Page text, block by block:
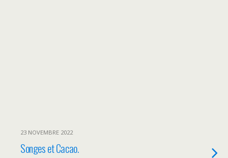
23 NOVEMBRE 2022
Songes et Cacao.